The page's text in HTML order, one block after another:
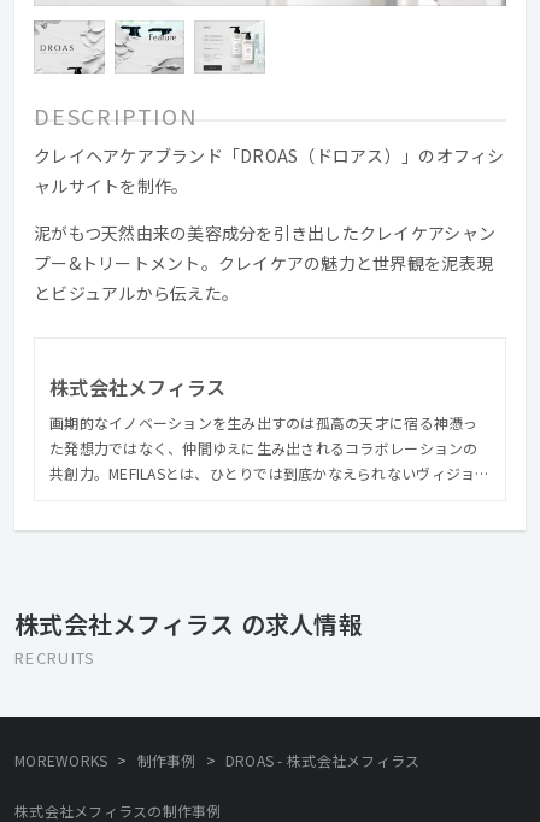
DESCRIPTION
クレイヘアケアブランド「DROAS（ドロアス）」のオフィシ
ャルサイトを制作。
泥がもつ天然由来の美容成分を引き出したクレイケアシャン
プー&トリートメント。クレイケアの魅力と世界観を泥表現
とビジュアルから伝えた。
株式会社メフィラス
画期的なイノベーションを生み出すのは孤高の天才に宿る神憑っ
た発想力ではなく、仲間ゆえに生み出されるコラボレーションの
共創力。MEFILASとは、ひとりでは到底かなえられないヴィジョン
激しあえる人材を募集しています。
株式会社メフィラス の求人情報
RECRUITS
MOREWORKS > 制作事例 > DROAS - 株式会社メフィラス
株式会社メフィラスの制作事例